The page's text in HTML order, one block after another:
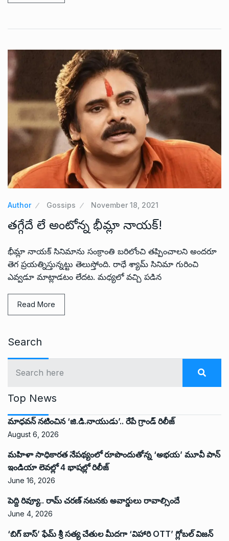
Author Gossips November 18, 2021
తగ్గేదే లే అంటోన్న భీమ్లా నాయక్!
భీమ్లా నాయక్ సినిమాను సంక్రాంతి బరిలోంచి తప్పించాలని అందరూ
తెగ ప్రయత్నిస్తున్నట్టు తెలుస్తోంది. రాధే శ్యామ్ సినిమా గురించి
ఎవ్వడూ మాట్లాడటం లేదట. మధ్యలో వచ్చి పడిన
Read More
Search
Top News
మాధవన్ నటించిన ‘జి.డి.నాయుడు’.. రేపే గ్రాండ్ రిలీజ్
August 6, 2026
మహిళా సాధికారత నేపథ్యంలో రూపొందుతోన్న ‘అభ‌య‌’ మూవీ పాన్
ఇండియా లెవ‌ల్లో 4 భాష‌ల్లో రిలీజ్
June 16, 2026
పెద్ది రివ్యూ.. రామ్ చరణ్ నటనకు అవార్డులు రావాల్సిందే
June 4, 2026
‘బిగ్ బాస్’ ఫేమ్ శ్రీ సత్య చేతుల మీదగా ‘విహారి OTT’ గ్లోబల్ విజన్